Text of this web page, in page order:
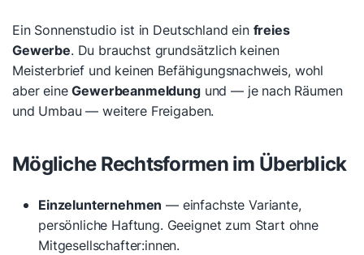
Ein Sonnenstudio ist in Deutschland ein freies
Gewerbe. Du brauchst grundsätzlich keinen
Meisterbrief und keinen Befähigungsnachweis, wohl
aber eineGewerbeanmeldungund — je nach Räumen
und Umbau — weitere Freigaben.
Mögliche Rechtsformen im Überblick
Einzelunternehmen — einfachste Variante,
persönliche Haftung. Geeignet zum Start ohne
Mitgesellschafter:innen.